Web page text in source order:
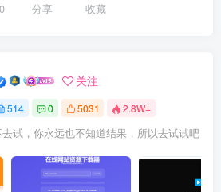
分享 收藏
关注
514 0 5031 2.8W+
试，你永远也不知道结果，所以去试试吧